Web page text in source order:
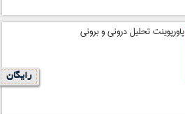
پاورپوینت تحليل دروني و بروني
رایگان